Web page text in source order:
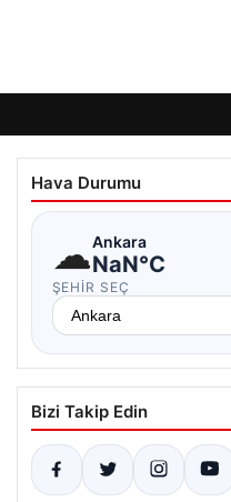
Hava Durumu
☁Ankara
NaN°C
ŞEHIR SEÇ
Bizi Takip Edin